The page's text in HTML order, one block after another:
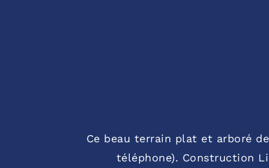
Ce beau terrain plat et arboré
téléphone). Construction